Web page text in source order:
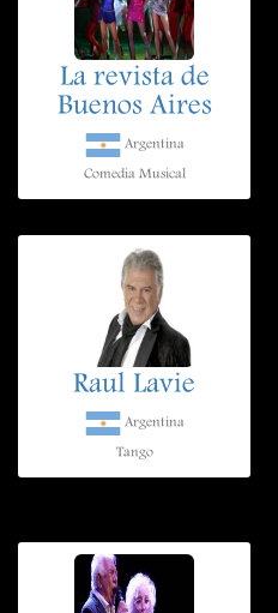
La revista de
Buenos Aires
Argentina
Comedia Musical
Raul Lavie
Argentina
Tango